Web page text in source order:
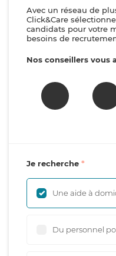
Avec un réseau de
Click&Care
candidats pour votre
besoins de
Nos conseillers vous
Je recherche
Une aide à
Du personnel